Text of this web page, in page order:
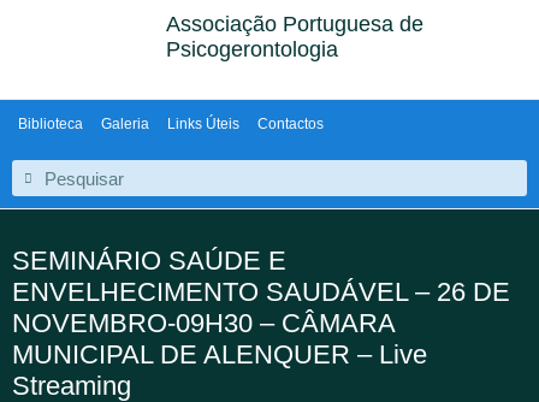
Associação Portuguesa de
Psicogerontologia
Biblioteca Galeria Links Úteis Contactos
SEMINÁRIO SAÚDE E
ENVELHECIMENTO SAUDÁVEL – 26 DE
NOVEMBRO-09H30 – CÂMARA
MUNICIPAL DE ALENQUER – Live
Streaming